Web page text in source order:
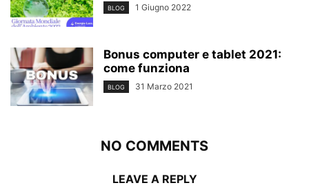
BLOG 1 Giugno 2022
Bonus computer e tablet 2021:
come funziona
BLOG 31 Marzo 2021
NO COMMENTS
LEAVE A REPLY